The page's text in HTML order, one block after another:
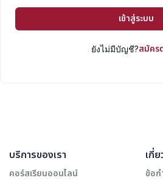
เข้าสู่ระบบ
ยังไม่มีบัญชี?สมัคร
บริการของเรา
คอร์สเรียนออนไลน์
เกี่
ข้อก